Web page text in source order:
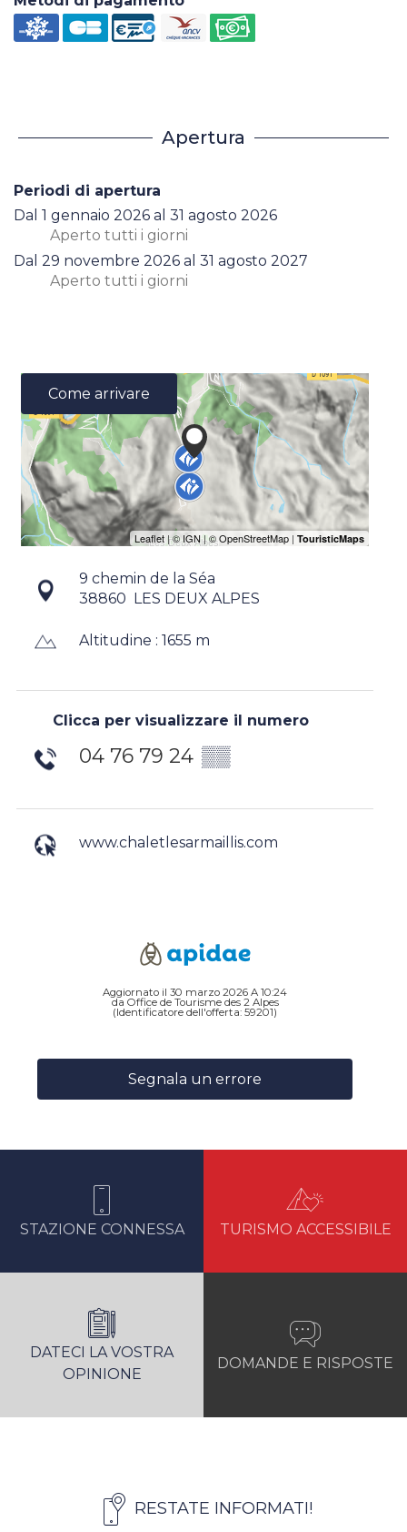
Apertura
Periodi di apertura
Dal 1 gennaio 2026 al 31 agosto 2026
Aperto tutti i giorni
Dal 29 novembre 2026 al 31 agosto 2027
Aperto tutti i giorni
Come arrivare
9 chemin de la Séa
38860
LES DEUX ALPES
Altitudine : 1655 m
Clicca per visualizzare il numero
04 76 79 24 ▒▒
www.chaletlesarmaillis.com
Aggiornato il 30 marzo 2026 A 10:24
da Office de Tourisme des 2 Alpes
(Identificatore dell'offerta: 59201)
Segnala un errore
STAZIONE CONNESSA TURISMO ACCESSIBILE
DATECI LA VOSTRA
OPINIONE
DOMANDE E RISPOSTE
RESTATE INFORMATI!